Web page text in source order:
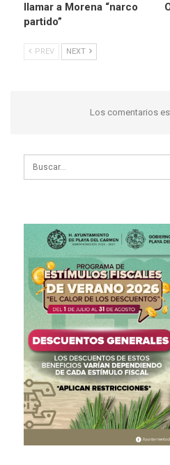
llamar a Morena “narco
partido”
PREV NEXT
Los comentarios